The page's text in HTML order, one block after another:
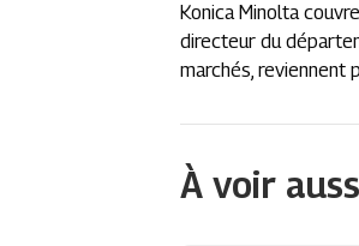
Konica Minolta
directeur du
marchés, reviennent
À voir